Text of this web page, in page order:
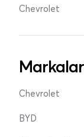
Chevrolet
Chevrolet
BYD